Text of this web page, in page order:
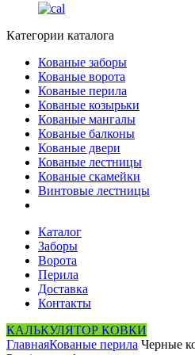
Категории каталога
Кованые заборы
Кованые ворота
Кованые перила
Кованые козырьки
Кованые мангалы
Кованые балконы
Кованые двери
Кованые лестницы
Кованые скамейки
Винтовые лестницы
Каталог
Заборы
Ворота
Перила
Доставка
Контакты
КАЛЬКУЛЯТОР КОВКИ
ГлавнаяКованые перила Черные